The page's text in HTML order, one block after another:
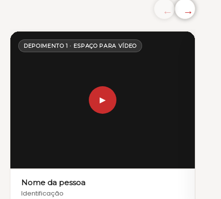
← →
DEPOIMENTO 1 · ESPAÇO PARA VÍDEO
▶
Nome da pessoa
Identificação